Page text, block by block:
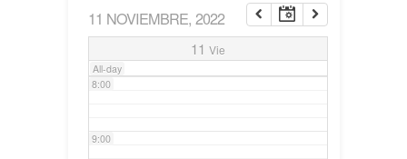
11 NOVIEMBRE, 2022
11 Vie
All-day
7:00
8:00
9:00